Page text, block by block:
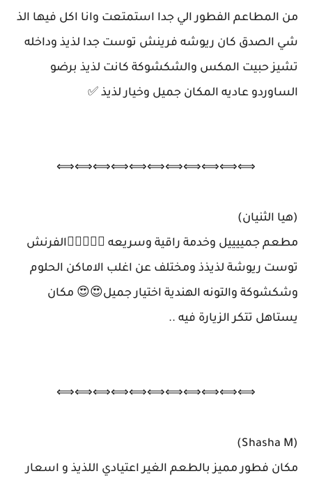
من المطاعم الفطور الي جدا استمتعت وانا اكل فيها الذ
شي الصدق كان ريوشه فرينش توست جدا لذيذ وداخله
تشيز حبيت المكس والشكشوكة كانت لذيذ برضو
الساوردو عاديه المكان جميل وخيار لذيذ ✅
⟺⟺⟺⟺⟺⟺⟺⟺⟺⟺⟺
(هيا الثنيان)
مطعم جمييييل وخدمة راقية وسريعه 👌🏼👌🏼💜الفرنش
توست ريوشة لذيذذ ومختلف عن اغلب الاماكن الحلوم
وشكشوكة والتونه الهندية اختيار جميل😍😍 مكان
يستاهل تتكر الزيارة فيه ..
⟺⟺⟺⟺⟺⟺⟺⟺⟺⟺⟺
(Shasha M)
مكان فطور مميز بالطعم الغير اعتيادي اللذيذ و اسعار